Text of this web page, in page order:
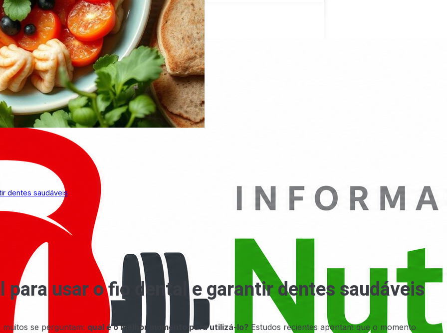
dentes saudáveis
para usar o fio dental e garantir dentes saudáveis
se perguntam: qual é o melhor momento para utilizá-lo? Estudos recientes apontam que o momento